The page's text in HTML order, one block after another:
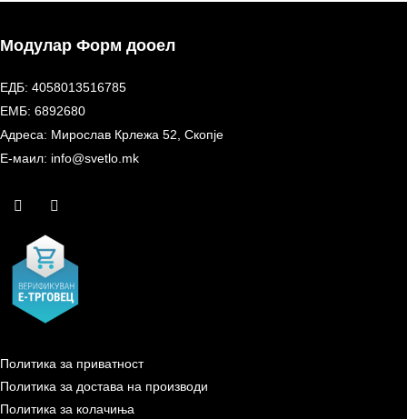
Модулар Форм дооел
ЕДБ: 4058013516785
ЕМБ: 6892680
Адреса: Мирослав Крлежа 52, Скопје
Е-маил: info@svetlo.mk
Политика за приватност
Политика за достава на производи
Политика за колачиња